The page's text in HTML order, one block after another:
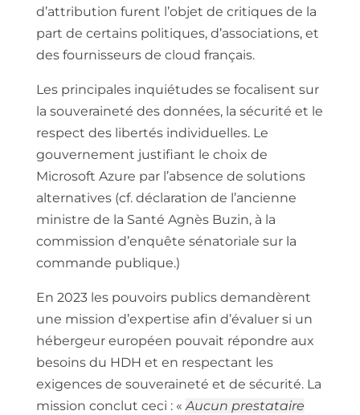
d’attribution furent l’objet de critiques de la
part de certains politiques, d’associations, et
des fournisseurs de cloud français.
Les principales inquiétudes se focalisent sur
la souveraineté des données, la sécurité et le
respect des libertés individuelles. Le
gouvernement justifiant le choix de
Microsoft Azure par l’absence de solutions
alternatives (cf. déclaration de l’ancienne
ministre de la Santé Agnès Buzin, à la
commission d’enquête sénatoriale sur la
commande publique.)
En 2023 les pouvoirs publics demandèrent
une mission d’expertise afin d’évaluer si un
hébergeur européen pouvait répondre aux
besoins du HDH et en respectant les
exigences de souveraineté et de sécurité. La
mission conclut ceci : «Aucun prestataire